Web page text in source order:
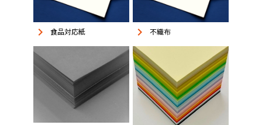
keyboard_arrow_right 食品対応紙 keyboard_arrow_right 不織布